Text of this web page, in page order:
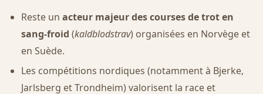
Reste un acteur majeur des courses de trot en
sang-froid (kaldblodstrav) organisées en Norvège et
en Suède.
Les compétitions nordiques (notamment à Bjerke,
Jarlsberg et Trondheim) valorisent la race et